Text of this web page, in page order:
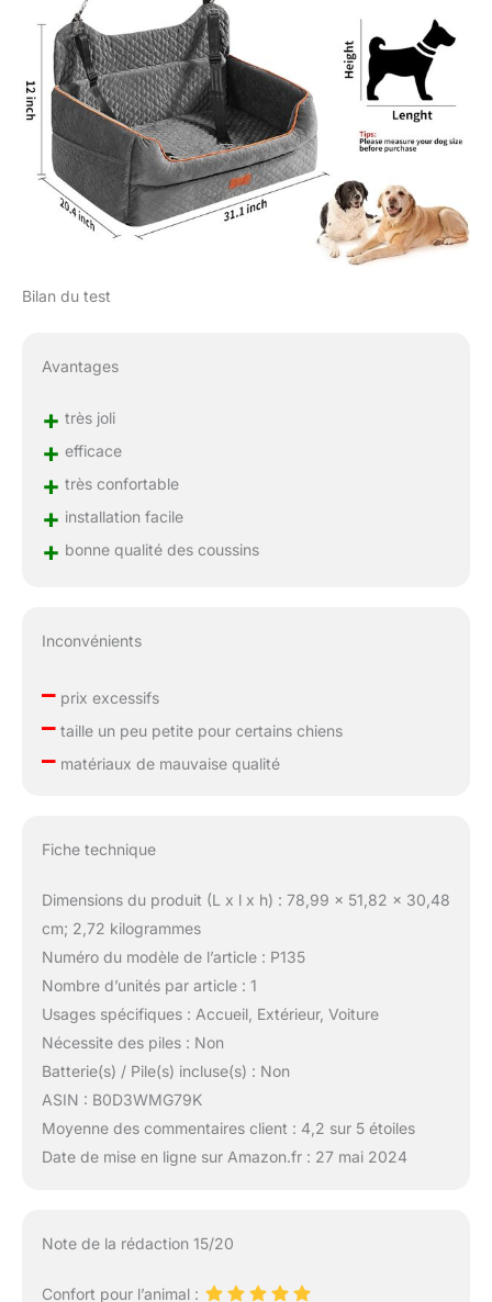
Bilan du test
Avantages
+ très joli
+ efficace
+ très confortable
+ installation facile
+ bonne qualité des coussins
Inconvénients
–prix excessifs
–taille un peu petite pour certains chiens
–matériaux de mauvaise qualité
Fiche technique
Dimensions du produit (L x l x h) : 78,99 x 51,82 x 30,48
cm; 2,72 kilogrammes
Numéro du modèle de l’article : P135
Nombre d’unités par article : 1
Usages spécifiques : Accueil, Extérieur, Voiture
Nécessite des piles : Non
Batterie(s) / Pile(s) incluse(s) : Non
ASIN : B0D3WMG79K
Moyenne des commentaires client : 4,2 sur 5 étoiles
Date de mise en ligne sur Amazon.fr : 27 mai 2024
Note de la rédaction 15/20
Confort pour l’animal :